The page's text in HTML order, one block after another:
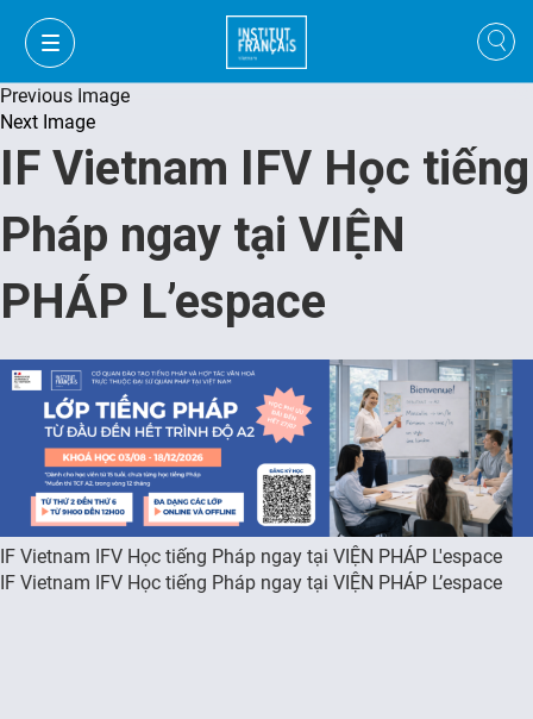
VI
VI
FR
Previous Image
Next Image
IF Vietnam IFV Học tiếng
Pháp ngay tại VIỆN
PHÁP L’espace
IF Vietnam IFV Học tiếng Pháp ngay tại VIỆN PHÁP L'espace
IF Vietnam IFV Học tiếng Pháp ngay tại VIỆN PHÁP L’espace